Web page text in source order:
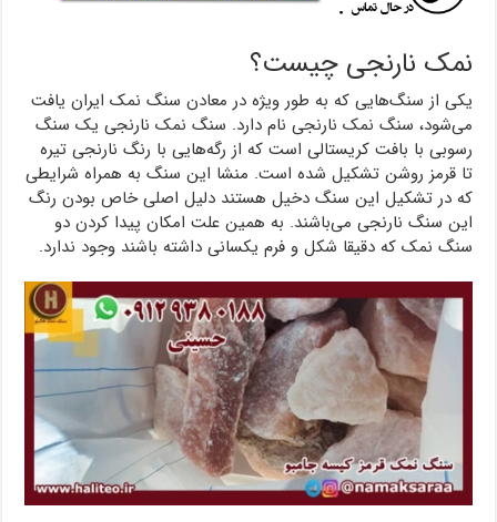
نمک نارنجی چیست؟
یکی از سنگ‌هایی که به طور ویژه در معادن سنگ نمک ایران یافت
می‌شود، سنگ نمک نارنجی نام دارد. سنگ نمک نارنجی یک سنگ
رسوبی با بافت کریستالی است که از رگه‌هایی با رنگ نارنجی تیره
تا قرمز روشن تشکیل شده است. منشا این سنگ‌ به همراه شرایطی
که در تشکیل این سنگ دخیل هستند دلیل اصلی خاص بودن رنگ
این سنگ‌ نارنجی می‌باشند. به همین علت امکان پیدا کردن دو
سنگ نمک که دقیقا شکل و فرم یکسانی داشته باشند وجود ندارد.